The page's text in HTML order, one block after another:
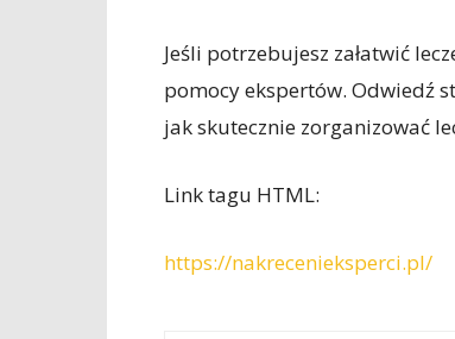
Jeśli potrzebujesz załatwić
pomocy ekspertów. Odwiedź
jak skutecznie zorganizować
Link tagu HTML:
https://nakrecenieksperci.pl/